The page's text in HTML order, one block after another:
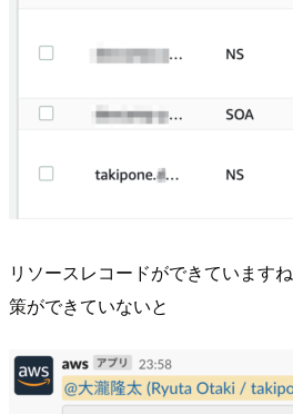
リソースレコードができています
策ができていないと